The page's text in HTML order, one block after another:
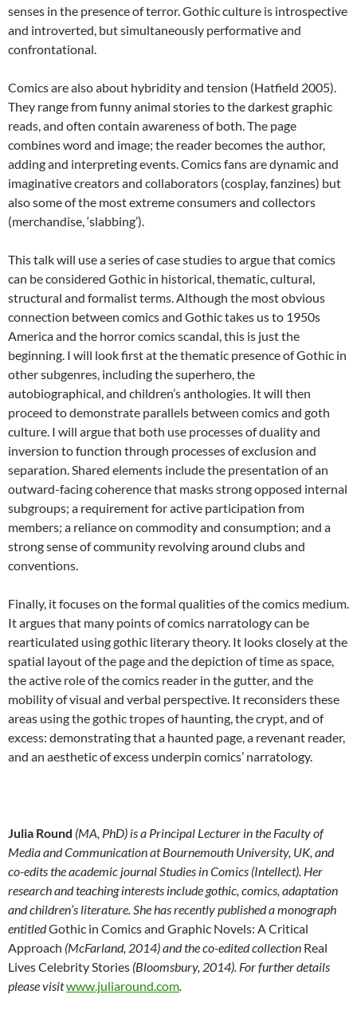
senses in the presence of terror. Gothic culture is introspective
and introverted, but simultaneously performative and
confrontational.
Comics are also about hybridity and tension (Hatfield 2005).
They range from funny animal stories to the darkest graphic
reads, and often contain awareness of both. The page
combines word and image; the reader becomes the author,
adding and interpreting events. Comics fans are dynamic and
imaginative creators and collaborators (cosplay, fanzines) but
also some of the most extreme consumers and collectors
(merchandise, ‘slabbing’).
This talk will use a series of case studies to argue that comics
can be considered Gothic in historical, thematic, cultural,
structural and formalist terms. Although the most obvious
connection between comics and Gothic takes us to 1950s
America and the horror comics scandal, this is just the
beginning. I will look first at the thematic presence of Gothic in
other subgenres, including the superhero, the
autobiographical, and children’s anthologies. It will then
proceed to demonstrate parallels between comics and goth
culture. I will argue that both use processes of duality and
inversion to function through processes of exclusion and
separation. Shared elements include the presentation of an
outward-facing coherence that masks strong opposed internal
subgroups; a requirement for active participation from
members; a reliance on commodity and consumption; and a
strong sense of community revolving around clubs and
conventions.
Finally, it focuses on the formal qualities of the comics medium.
It argues that many points of comics narratology can be
rearticulated using gothic literary theory. It looks closely at the
spatial layout of the page and the depiction of time as space,
the active role of the comics reader in the gutter, and the
mobility of visual and verbal perspective. It reconsiders these
areas using the gothic tropes of haunting, the crypt, and of
excess: demonstrating that a haunted page, a revenant reader,
and an aesthetic of excess underpin comics’ narratology.
Julia Round (MA, PhD) is a Principal Lecturer in the Faculty of
Media and Communication at Bournemouth University, UK, and
co-edits the academic journal Studies in Comics (Intellect). Her
research and teaching interests include gothic, comics, adaptation
and children’s literature. She has recently published a monograph
entitledGothic in Comics and Graphic Novels: A Critical
Approach (McFarland, 2014) and the co-edited collection Real
Lives Celebrity Stories (Bloomsbury, 2014). For further details
please visitwww.juliaround.com.